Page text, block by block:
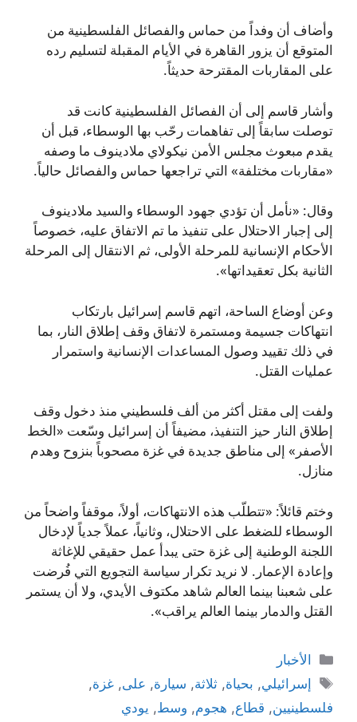
وأضاف أن وفداً من حماس والفصائل الفلسطينية من
المتوقع أن يزور القاهرة في الأيام المقبلة لتسليم رده
على المقاربات المقترحة حديثاً.
وأشار قاسم إلى أن الفصائل الفلسطينية كانت قد
توصلت سابقاً إلى تفاهمات رحّب بها الوسطاء، قبل أن
يقدم مبعوث مجلس الأمن نيكولاي ملادينوف ما وصفه
«مقاربات مختلفة» التي تراجعها حماس والفصائل حالياً.
وقال: «نأمل أن تؤدي جهود الوسطاء والسيد ملادينوف
إلى إجبار الاحتلال على تنفيذ ما تم الاتفاق عليه، خصوصاً
الأحكام الإنسانية للمرحلة الأولى، ثم الانتقال إلى المرحلة
الثانية بكل تعقيداتها».
وعن أوضاع الساحة، اتهم قاسم إسرائيل بارتكاب
انتهاكات جسيمة ومستمرة لاتفاق وقف إطلاق النار، بما
في ذلك تقييد وصول المساعدات الإنسانية واستمرار
عمليات القتل.
ولفت إلى مقتل أكثر من ألف فلسطيني منذ دخول وقف
إطلاق النار حيز التنفيذ، مضيفاً أن إسرائيل وسّعت «الخط
الأصفر» إلى مناطق جديدة في غزة مصحوباً بنزوح وهدم
منازل.
وختم قائلاً: «تتطلّب هذه الانتهاكات، أولاً، موقفاً واضحاً من
الوسطاء للضغط على الاحتلال، وثانياً، عملاً جدياً لإدخال
اللجنة الوطنية إلى غزة حتى يبدأ عمل حقيقي للإغاثة
وإعادة الإعمار. لا نريد تكرار سياسة التجويع التي فُرضت
على شعبنا بينما العالم شاهد مكتوف الأيدي، ولا أن يستمر
القتل والدمار بينما العالم يراقب».
التصنيفات
الأخبار
الوسوم
إسرائيلي, بحياة,ثلاثة, سيارة, على,غزة,
فلسطينيين, قطاع, هجوم, وسط, يودي